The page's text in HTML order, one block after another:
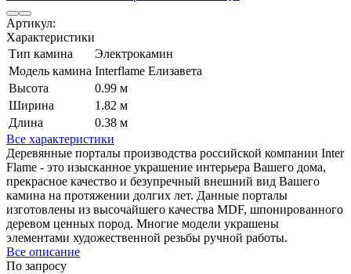
Артикул:
Характеристики
Тип камина
Электрокамин
Модель камина Interflame Елизавета
Высота
0.99 м
Ширина
1.82 м
Длина
0.38 м
Все характеристики
Деревянные порталы производства российской компании Inter
Flame - это изысканное украшение интерьера Вашего дома,
прекрасное качество и безупречный внешний вид Вашего
камина на протяжении долгих лет. Данные порталы
изготовлены из высочайшего качества MDF, шпонированного
деревом ценных пород. Многие модели украшены
элементами художественной резьбы ручной работы.
Все описание
По запросу